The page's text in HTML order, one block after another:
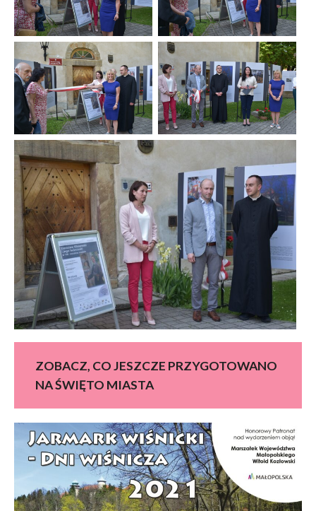
ZOBACZ, CO JESZCZE PRZYGOTOWANO
NA ŚWIĘTO MIASTA